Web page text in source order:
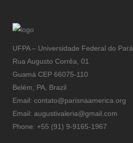
UFPA – Universidade Federal do Pará
Rua Augusto Corrêa, 01
Guamá CEP 66075-110
Belém, PA, Brazil
Email: contato@parisnaamerica.org
Email: augustivaleria@gmail.com
Phone: +55 (91) 9-9165-1967